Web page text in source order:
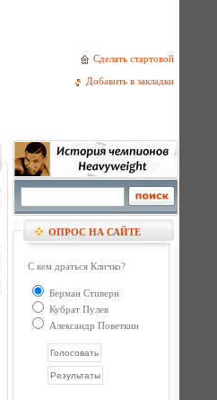
Сделать стартовой
Добавить в закладки
ОПРОС НА САЙТЕ
С кем драться Кличко?
Берман Стиверн
Кубрат Пулев
Александр Поветкин